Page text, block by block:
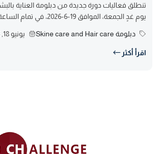
تنطلق فعاليات دورة جديدة من دبلومة العناية
يوم غدٍ الجمعة، الموافق 19-6-2026، في تمام الساعة 11 صباحًا،...
دبلومة Skine care and Hair care يونيو 18, 2026
اقرأ أكثر